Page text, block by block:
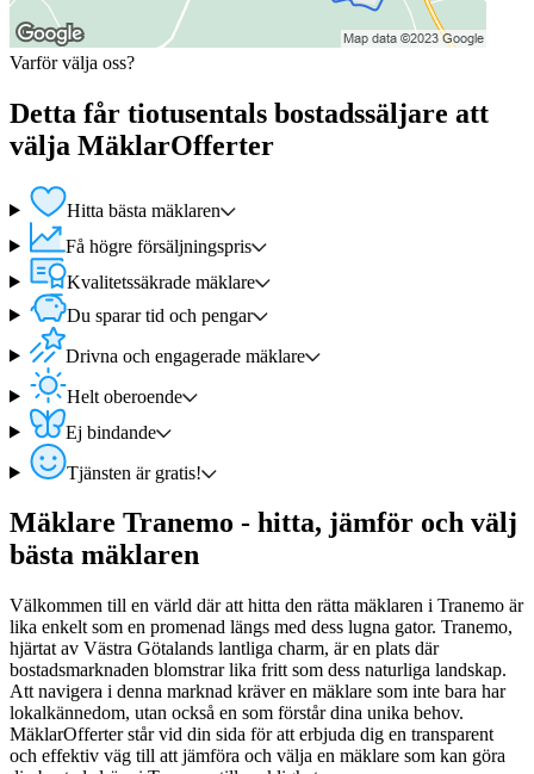
Varför välja oss?
Detta får tiotusentals bostadssäljare att
välja MäklarOfferter
Hitta bästa mäklaren
Få högre försäljningspris
Kvalitetssäkrade mäklare
Du sparar tid och pengar
Drivna och engagerade mäklare
Helt oberoende
Ej bindande
Tjänsten är gratis!
Mäklare Tranemo - hitta, jämför och välj
bästa mäklaren
Välkommen till en värld där att hitta den rätta mäklaren i Tranemo är
lika enkelt som en promenad längs med dess lugna gator. Tranemo,
hjärtat av Västra Götalands lantliga charm, är en plats där
bostadsmarknaden blomstrar lika fritt som dess naturliga landskap.
Att navigera i denna marknad kräver en mäklare som inte bara har
lokalkännedom, utan också en som förstår dina unika behov.
MäklarOfferter står vid din sida för att erbjuda dig en transparent
och effektiv väg till att jämföra och välja en mäklare som kan göra